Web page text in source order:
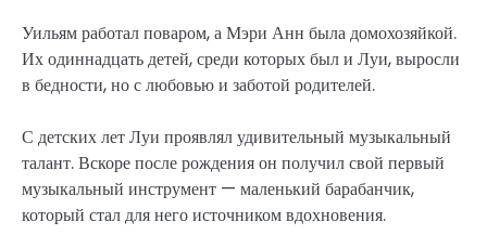
Уильям работал поваром, а Мэри Анн была домохозяйкой.
Их одиннадцать детей, среди которых был и Луи, выросли
в бедности, но с любовью и заботой родителей.
С детских лет Луи проявлял удивительный музыкальный
талант. Вскоре после рождения он получил свой первый
музыкальный инструмент — маленький барабанчик,
который стал для него источником вдохновения.